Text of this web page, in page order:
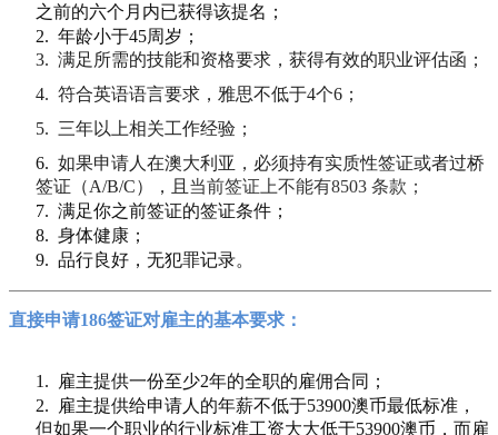
之前的六个月内已获得该提名；
2. 年龄小于45周岁；
3. 满足所需的技能和资格要求，获得有效的职业评估函；
4. 符合英语语言要求，雅思不低于4个6；
5. 三年以上相关工作经验；
6. 如果申请人在澳大利亚，必须持有实质性签证或者过桥
签证（A/B/C），且 当前签证上不能有8503 条款；
7. 满足你之前签证的签证条件；
8. 身体健康；
9. 品行良好，无犯罪记录。
直接申请186签证对雇主的基本要求：
1.
雇主提供一份至少2年的全职的雇佣合同；
2.
雇主提供给申请人的年薪不低于53900澳币最低标准，
但如果一个职业的行业标准工资大大低于53900澳币，而雇